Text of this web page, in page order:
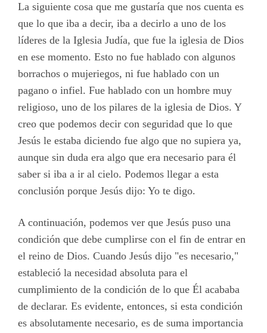
La siguiente cosa que me gustaría que nos cuenta es
que lo que iba a decir, iba a decirlo a uno de los
líderes de la Iglesia Judía, que fue la iglesia de Dios
en ese momento. Esto no fue hablado con algunos
borrachos o mujeriegos, ni fue hablado con un
pagano o infiel. Fue hablado con un hombre muy
religioso, uno de los pilares de la iglesia de Dios. Y
creo que podemos decir con seguridad que lo que
Jesús le estaba diciendo fue algo que no supiera ya,
aunque sin duda era algo que era necesario para él
saber si iba a ir al cielo. Podemos llegar a esta
conclusión porque Jesús dijo: Yo te digo.
A continuación, podemos ver que Jesús puso una
condición que debe cumplirse con el fin de entrar en
el reino de Dios. Cuando Jesús dijo "es necesario,"
estableció la necesidad absoluta para el
cumplimiento de la condición de lo que Él acababa
de declarar. Es evidente, entonces, si esta condición
es absolutamente necesario, es de suma importancia